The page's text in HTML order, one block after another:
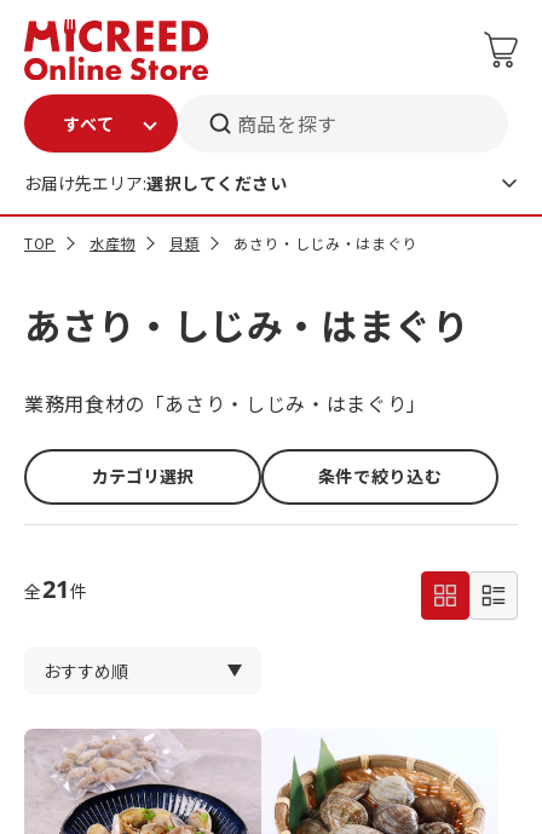
商品を探す
お届け先エリア:選択してください
TOP 水産物 貝類 あさり・しじみ・はまぐり
あさり・しじみ・はまぐり
業務用食材の「あさり・しじみ・はまぐり」
カテゴリ選択 条件で絞り込む
全21件